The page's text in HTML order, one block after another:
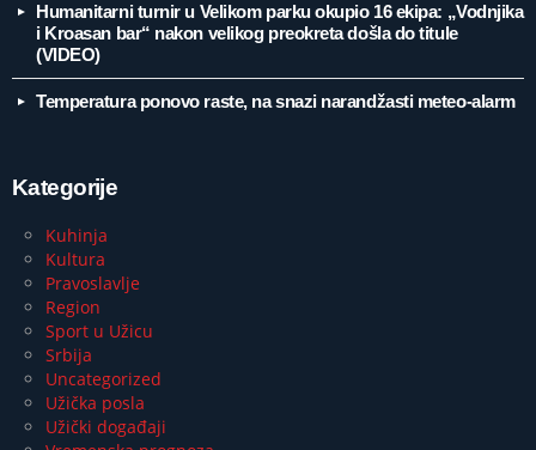
Humanitarni turnir u Velikom parku okupio 16 ekipa: „Vodnjika
i Kroasan bar“ nakon velikog preokreta došla do titule
(VIDEO)
Temperatura ponovo raste, na snazi narandžasti meteo-alarm
Kategorije
Kuhinja
Kultura
Pravoslavlje
Region
Sport u Užicu
Srbija
Uncategorized
Užička posla
Užički događaji